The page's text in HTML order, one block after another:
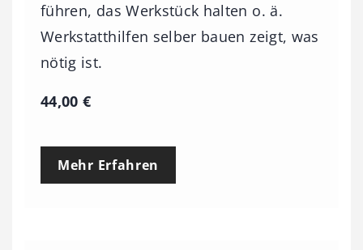
führen, das Werkstück halten o. ä.
Werkstatthilfen selber bauen zeigt, was
nötig ist.
44,00€
Mehr Erfahren